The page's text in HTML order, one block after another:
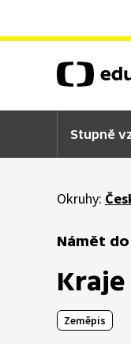
Stupně
Okruhy:
Námět
Zeměpis